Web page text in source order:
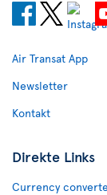
Air Transat App
Newsletter
Kontakt
Direkte Links
Currency